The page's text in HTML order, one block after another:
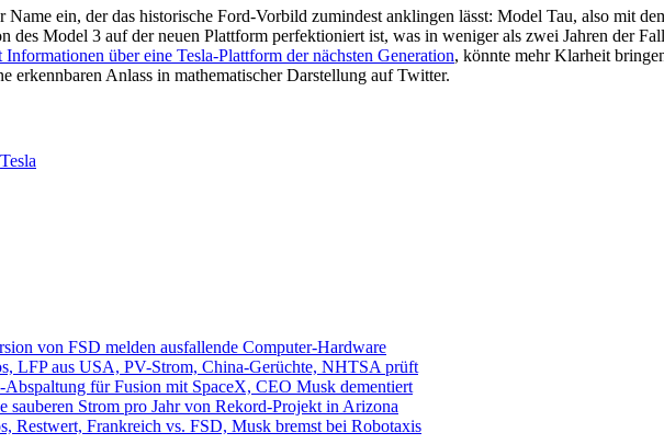
ein, der das historische Ford-Vorbild zumindest anklingen lässt: Model Tau, also mit
des Model 3 auf der neuen Plattform perfektioniert ist, was in weniger als zwei Jahren der
Informationen über eine Tesla-Plattform der nächsten Generation, könnte mehr Klarheit
erkennbaren Anlass in mathematischer Darstellung auf Twitter.
Tesla
von FSD melden ausfallende Computer-Hardware
LFP aus USA, PV-Strom, China-Gerüchte, NHTSA prüft
für Fusion mit SpaceX, CEO Musk dementiert
sauberen Strom pro Jahr von Rekord-Projekt in Arizona
Restwert, Frankreich vs. FSD, Musk bremst bei Robotaxis